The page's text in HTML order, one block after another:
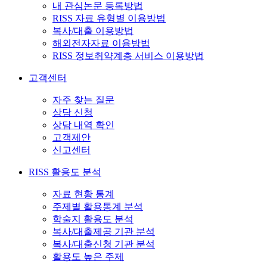
내 관심논문 등록방법
RISS 자료 유형별 이용방법
복사/대출 이용방법
해외전자자료 이용방법
RISS 정보취약계층 서비스 이용방법
고객센터
자주 찾는 질문
상담 신청
상담 내역 확인
고객제안
신고센터
RISS 활용도 분석
자료 현황 통계
주제별 활용통계 분석
학술지 활용도 분석
복사/대출제공 기관 분석
복사/대출신청 기관 분석
활용도 높은 주제